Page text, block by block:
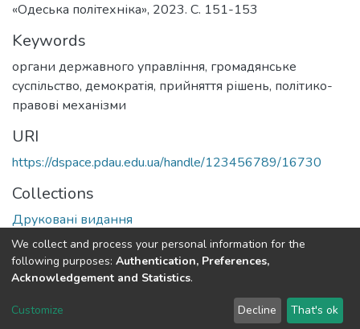
«Одеська політехніка», 2023. С. 151-153
Keywords
органи державного управління, громадянське
суспільство, демократія, прийняття рішень, політико-
правові механізми
URI
https://dspace.pdau.edu.ua/handle/123456789/16730
Collections
Друковані видання
Full item page
DSpace software copyright © 2002-2026 LYRASIS
Send Feedback
We collect and process your personal information for the
following purposes: Authentication, Preferences,
Acknowledgement and Statistics.
Customize Decline That's ok